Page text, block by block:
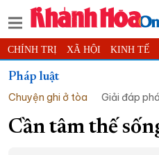
CHÍNH TRỊ XÃ HỘI KINH TẾ
THỂ THAO
KHOA HỌC - CÔNG NGHỆ PHÁP
THẾ GIỚI MULTIMEDIA
Pháp luật
Chuyện ghi ở tòa
Giải đáp
Cần tâm thế